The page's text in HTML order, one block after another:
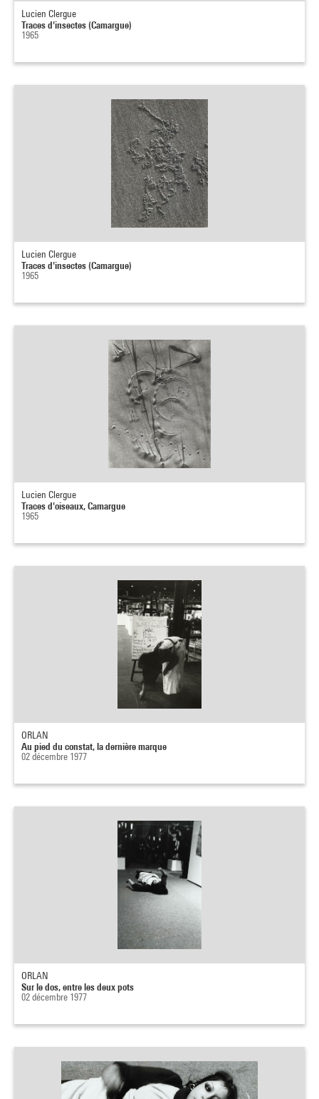
Lucien Clergue
Traces d'insectes (Camargue)
1965
Lucien Clergue
Traces d'insectes (Camargue)
1965
Lucien Clergue
Traces d'oiseaux, Camargue
1965
ORLAN
Au pied du constat, la dernière marque
02 décembre 1977
ORLAN
Sur le dos, entre les deux pots
02 décembre 1977